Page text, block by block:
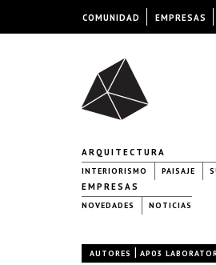
ARQUITECTURA
INTERIORISMO PAISAJE
EMPRESAS
NOVEDADES NOTICIAS
AUTORES | AP03
COMUNIDAD EMPRESAS